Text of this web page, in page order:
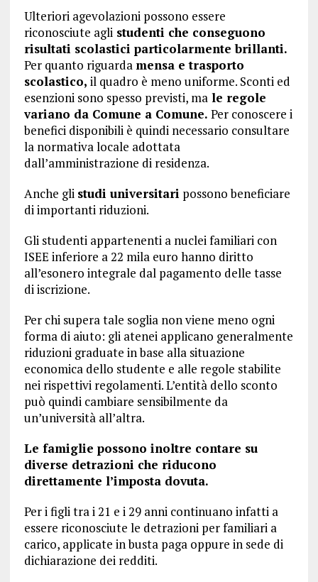
Ulteriori agevolazioni possono essere
riconosciute aglistudenti che conseguono
risultati scolastici particolarmente brillanti.
Per quanto riguarda mensa e trasporto
scolastico, il quadro è meno uniforme. Sconti ed
esenzioni sono spesso previsti, male regole
variano da Comune a Comune. Per conoscere i
benefici disponibili è quindi necessario consultare
la normativa locale adottata
dall’amministrazione di residenza.
Anche gli studi universitari possono beneficiare
di importanti riduzioni.
Gli studenti appartenenti a nuclei familiari con
ISEE inferiore a 22 mila euro hanno diritto
all’esonero integrale dal pagamento delle tasse
di iscrizione.
Per chi supera tale soglia non viene meno ogni
forma di aiuto: gli atenei applicano generalmente
riduzioni graduate in base alla situazione
economica dello studente e alle regole stabilite
nei rispettivi regolamenti. L’entità dello sconto
può quindi cambiare sensibilmente da
un’università all’altra.
Le famiglie possono inoltre contare su
diverse detrazioni che riducono
direttamente l’imposta dovuta.
Per i figli tra i 21 e i 29 anni continuano infatti a
essere riconosciute le detrazioni per familiari a
carico, applicate in busta paga oppure in sede di
dichiarazione dei redditi.